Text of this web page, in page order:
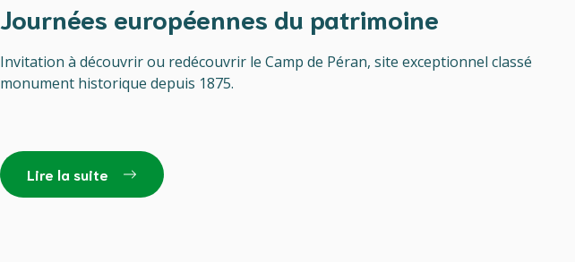
Journées européennes du patrimoine
Invitation à découvrir ou redécouvrir le Camp de Péran, site exceptionnel classé
monument historique depuis 1875.
Lire la suite